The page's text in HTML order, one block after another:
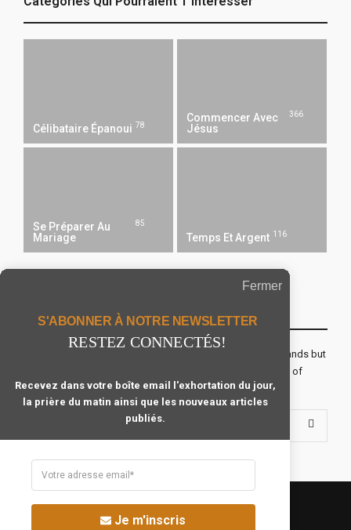
Célibataire Épanoui 78
Commencer Avec
Jésus
366
Se Préparer Au
Mariage
85
Temps Et Argent 116
The real voyage of discovery consists not in seeking new lands but
seeing with new eyes. All journeys have secret destinations of
which the traveler is unaware.
Fermer
S'ABONNER À NOTRE NEWSLETTER
RESTEZ CONNECTÉS!
Recevez dans votre boîte email l'exhortation du jour,
la prière du matin ainsi que les nouveaux articles
publiés.
Je m'inscris